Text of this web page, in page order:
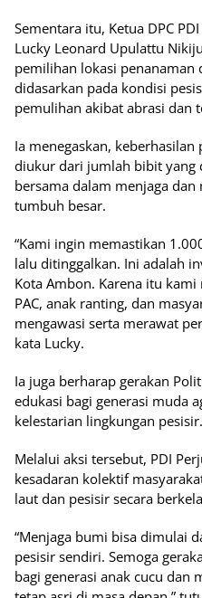
Sementara itu, Ketua DPC
Lucky Leonard Upulattu
pemilihan lokasi penanaman
didasarkan pada kondisi
pemulihan akibat abrasi dan
Ia menegaskan,
diukur dari jumlah bibit yang
bersama dalam menjaga
tumbuh besar.
“Kami ingin memastikan
lalu ditinggalkan. Ini adalah
Kota Ambon. Karena itu
PAC, anak ranting, dan
mengawasi serta merawat
kata Lucky.
Ia juga berharap gerakan
edukasi bagi generasi muda
kelestarian lingkungan pesisir.
Melalui aksi tersebut, PDI
kesadaran kolektif
laut dan pesisir secara
“Menjaga bumi bisa dimulai
pesisir sendiri. Semoga
bagi generasi anak cucu dan